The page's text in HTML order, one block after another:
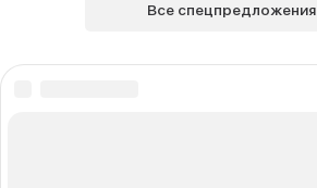
Все спецпредложения